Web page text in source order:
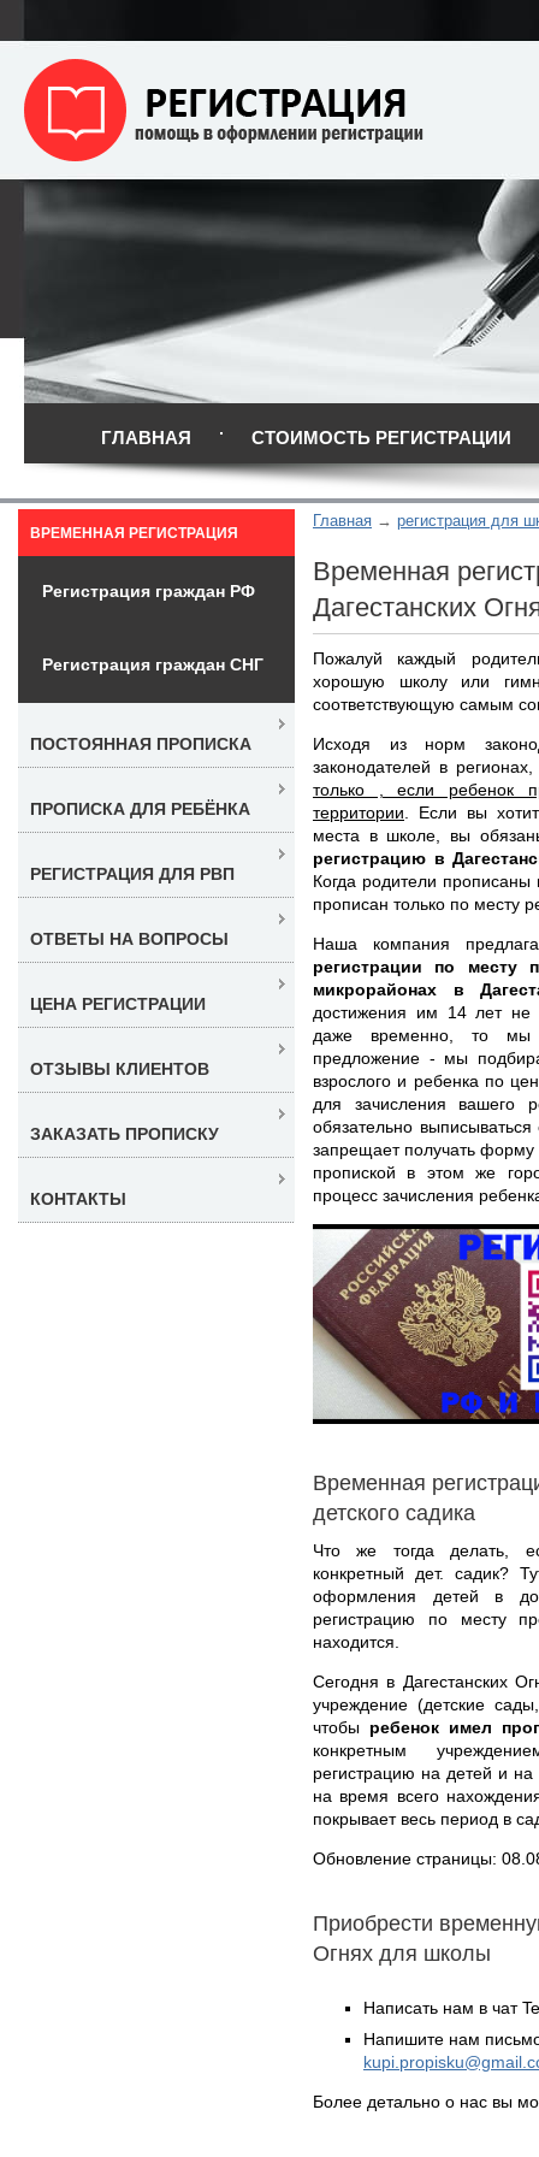
ГЛАВНАЯ СТОИМОСТЬ РЕГИСТРАЦИИ
Главная регистрация для
Временная
Дагестанских
Пожалуй каждый
хорошую школу или
соответствующую самым
Исходя из норм
законодателей в
только , если ребенок
территории . Если вы
места в школе, вы
регистрацию в
Когда родители
прописан только по месту
Наша компания
регистрации по месту
микрорайонах в
достижения им 14 лет не
даже временно, то мы
предложение - мы
взрослого и ребенка по
для зачисления вашего
обязательно
запрещает получать
пропиской в этом же
процесс зачисления
Временная
детского садика
Что же тогда делать,
конкретный дет. садик?
оформления детей в
регистрацию по месту
находится.
Сегодня в Дагестанских
учреждение (детские
чтобы ребенок имел
конкретным
регистрацию на детей и
на время всего
покрывает весь период в
Обновление страницы:
Приобрести
Огнях для школы
Написать нам в чат
Напишите нам
Более детально о нас вы
ВРЕМЕННАЯ РЕГИСТРАЦИЯ
Регистрация граждан РФ
Регистрация граждан СНГ
ПОСТОЯННАЯ ПРОПИСКА
ПРОПИСКА ДЛЯ РЕБЁНКА
РЕГИСТРАЦИЯ ДЛЯ РВП
ОТВЕТЫ НА ВОПРОСЫ
ЦЕНА РЕГИСТРАЦИИ
ОТЗЫВЫ КЛИЕНТОВ
ЗАКАЗАТЬ ПРОПИСКУ
КОНТАКТЫ